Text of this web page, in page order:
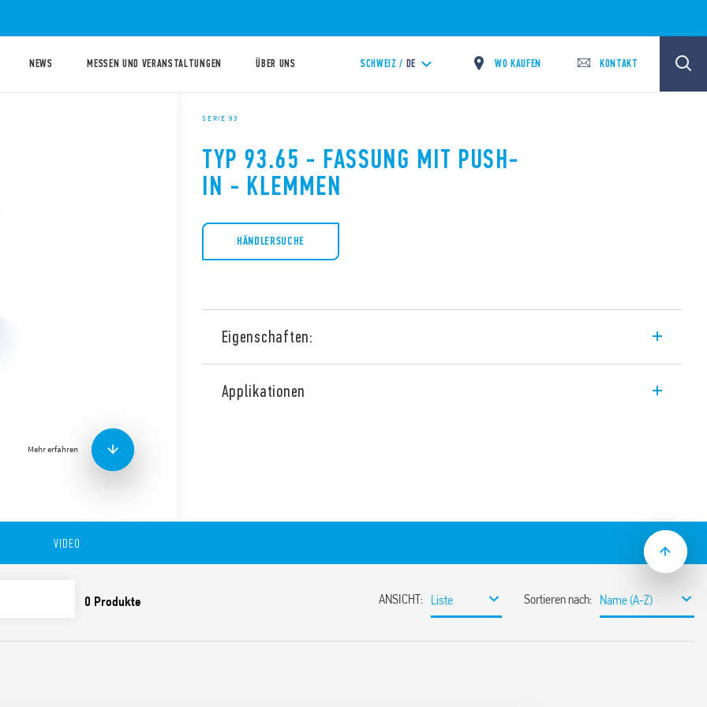
NEWS MESSEN UND VERANSTALTUNGEN ÜBER UNS SCHWEIZ / DE WO KAUFEN KONTAKT
Mehr erfahren
SERIE 93
TYP 93.65 - FASSUNG MIT PUSH-
IN - KLEMMEN
HÄNDLERSUCHE
Eigenschaften:
Tragschiene 35 mm (EN 60715).
Für Serie 34
Applikationen
VIDEO